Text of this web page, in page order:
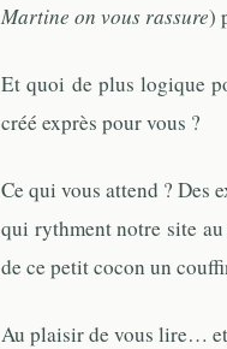
Martine on vous rassure)
Et quoi de plus logique
créé exprès pour vous ?
Ce qui vous attend ? Des
qui rythment notre site
de ce petit cocon un
Au plaisir de vous lire… et